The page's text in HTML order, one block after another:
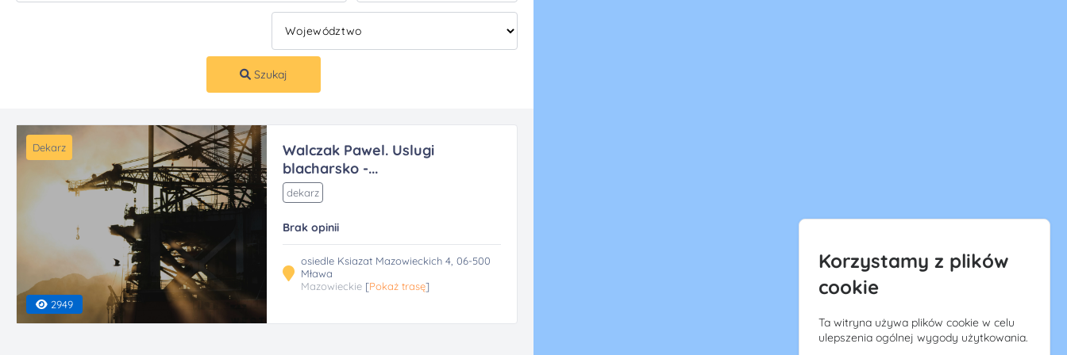
Szukaj
Dekarz
2949
Walczak Pawel. Uslugi
blacharsko -...
dekarz
Brak opinii
osiedle Ksiazat Mazowieckich 4, 06-500
Mława
Mazowieckie [Pokaż trasę]
Korzystamy z plików
cookie
Ta witryna używa plików cookie w celu
ulepszenia ogólnej wygody użytkowania.